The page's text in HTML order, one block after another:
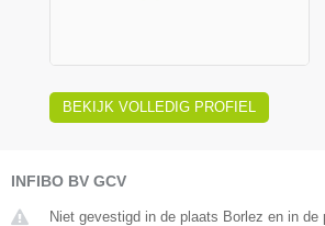
BEKIJK VOLLEDIG PROFIEL
INFIBO BV GCV
Niet gevestigd in de plaats Borlez en in de